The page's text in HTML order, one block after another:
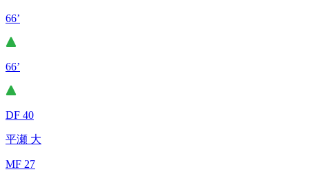
66’
66’
DF 40
平瀬 大
MF 27